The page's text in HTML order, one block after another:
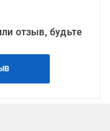
отзыв, будьте